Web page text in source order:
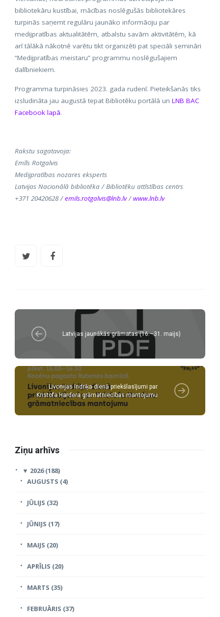
bibliotekāru kustībai, mācības noslēgušās bibliotekāres
turpinās saņemt regulāru jaunāko informāciju par
medijpratības aktualitātēm, atbalstu savām aktivitātēm, kā
arī tālākā nākotnē varētu tikt organizēti pat speciāli semināri
“Medijpratības meistaru” programmu noslēgušajiem
dalībniekiem.
Programma turpināsies 2023. gada rudenī. Pieteikšanās tiks
izsludināta jau augustā tepat Bibliotēku portālā un LNB BAC
Facebook lapā.
Rakstu sagatavoja:
Emīls Rotgalvis
Medijpratības nozares eksperts
Latvijas Nacionālā bibliotēka / Bibliotēku attīstības centrs
+371 20420628 /emils.rotgalvis@lnb.lv/www.lnb.lv
Latvijas jaunākās grāmatas (16.–31. maijs)
Livonijas Indriķa dienā priekšlasījumi par
Kristofa Hardera grāmatniecības mantojumu
Ziņu arhīvs
▼ 2026 (188)
AUGUSTS (4)
JŪLIJS (32)
JŪNIJS (17)
MAIJS (20)
APRĪLIS (20)
MARTS (35)
FEBRUĀRIS (37)